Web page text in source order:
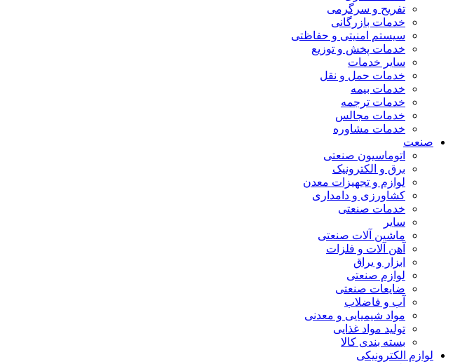
تفریح و سرگرمی
خدمات بازرگانی
سیستم امنیتی و حفاظتی
خدمات پخش و توزیع
سایر خدمات
خدمات حمل و نقل
خدمات بیمه
خدمات ترجمه
خدمات مجالس
خدمات مشاوره
صنعت
اتوماسیون صنعتی
برق و الکترونیک
لوازم و تجهیزات معدن
کشاورزی و دامداری
خدمات صنعتی
سایر
ماشین آلات صنعتی
آهن آلات و فلزات
ابزار و یراق
لوازم صنعتی
ضایعات صنعتی
آب و فاضلاب
مواد شیمیایی و معدنی
تولید مواد غذایی
بسته بندی کالا
لوازم الکترونیکی